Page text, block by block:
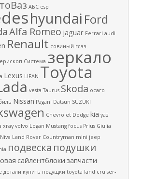
АБС esp
hyundai Ford
Alfa Romeo jaguar Ferrari audi
Renault совиный глаз
Система зеркало
Lexus LIFAN Toyota
vesta Taurus Skoda осаго
Nissan Pagani Datsun SUZUKI
Chevrolet Dodge kia уаз
xray volvo Logan Mustang focus Prius Giulia
Niva Land Rover Countryman mini jeep
подвеска подушки
сайлентблоки запчасти
детали купить подущки toyota land cruiser-